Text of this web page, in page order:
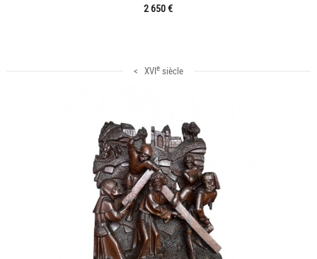
2 650 €
< XVIesiècle